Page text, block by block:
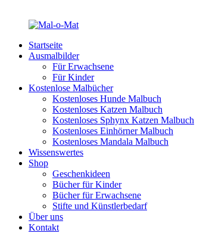
Startseite
Ausmalbilder
Für Erwachsene
Für Kinder
Kostenlose Malbücher
Kostenloses Hunde Malbuch
Kostenloses Katzen Malbuch
Kostenloses Sphynx Katzen Malbuch
Kostenloses Einhörner Malbuch
Kostenloses Mandala Malbuch
Wissenswertes
Shop
Geschenkideen
Bücher für Kinder
Bücher für Erwachsene
Stifte und Künstlerbedarf
Über uns
Kontakt